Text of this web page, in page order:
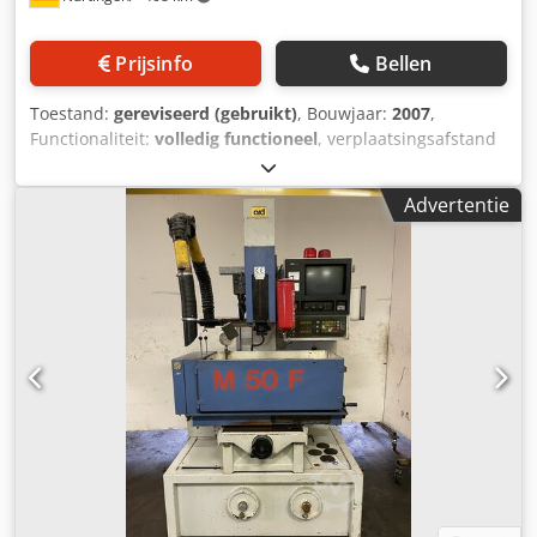
aan.
Prijsinfo Bellen
Toestand: gereviseerd (gebruikt), Bouwjaar: 2007,
Functionaliteit: volledig functioneel, verplaatsingsafstand
, verplaatsing Y-as:
verplaatsingsafstand Z-as:256 mm, AGIECUT Progress V2
Bouwjaar: 2007 Verplaatsingsbereiken: X= 350 mm, Y= 250
mm, Z= 256 mm Verplaatsingsbereik U/V-as: +/- 70 mm
Maximale coniciteit: 30° bij 100 mm hoogte Maximale
werkstukafmetingen: 750 x 550 x 250 mm Maximaal
werkstukgewicht: 200 kg (in bad) / 450 kg (zonder bad)
Bereikbare oppervlaktekwaliteit: Ra: 0,20 µm Maximale
snijsnelheid: 500 mm²/min Glaslinialen op X- en Y-as voor
verhoogde precisie Beschikbare draaddiameters: 0,20 –
0,33 mm Waterbadmachine met automatische draadinvoer
en automatische herinvoer na draadbreuk Csdezgt Ixopfx
Abnsha Voorzien van manuele voordeur (toegang van één
zijde) Inclusief AGIEJOGGER handbediening voor
comfortabel instellen AGIE IPG-generator met
Advertentie